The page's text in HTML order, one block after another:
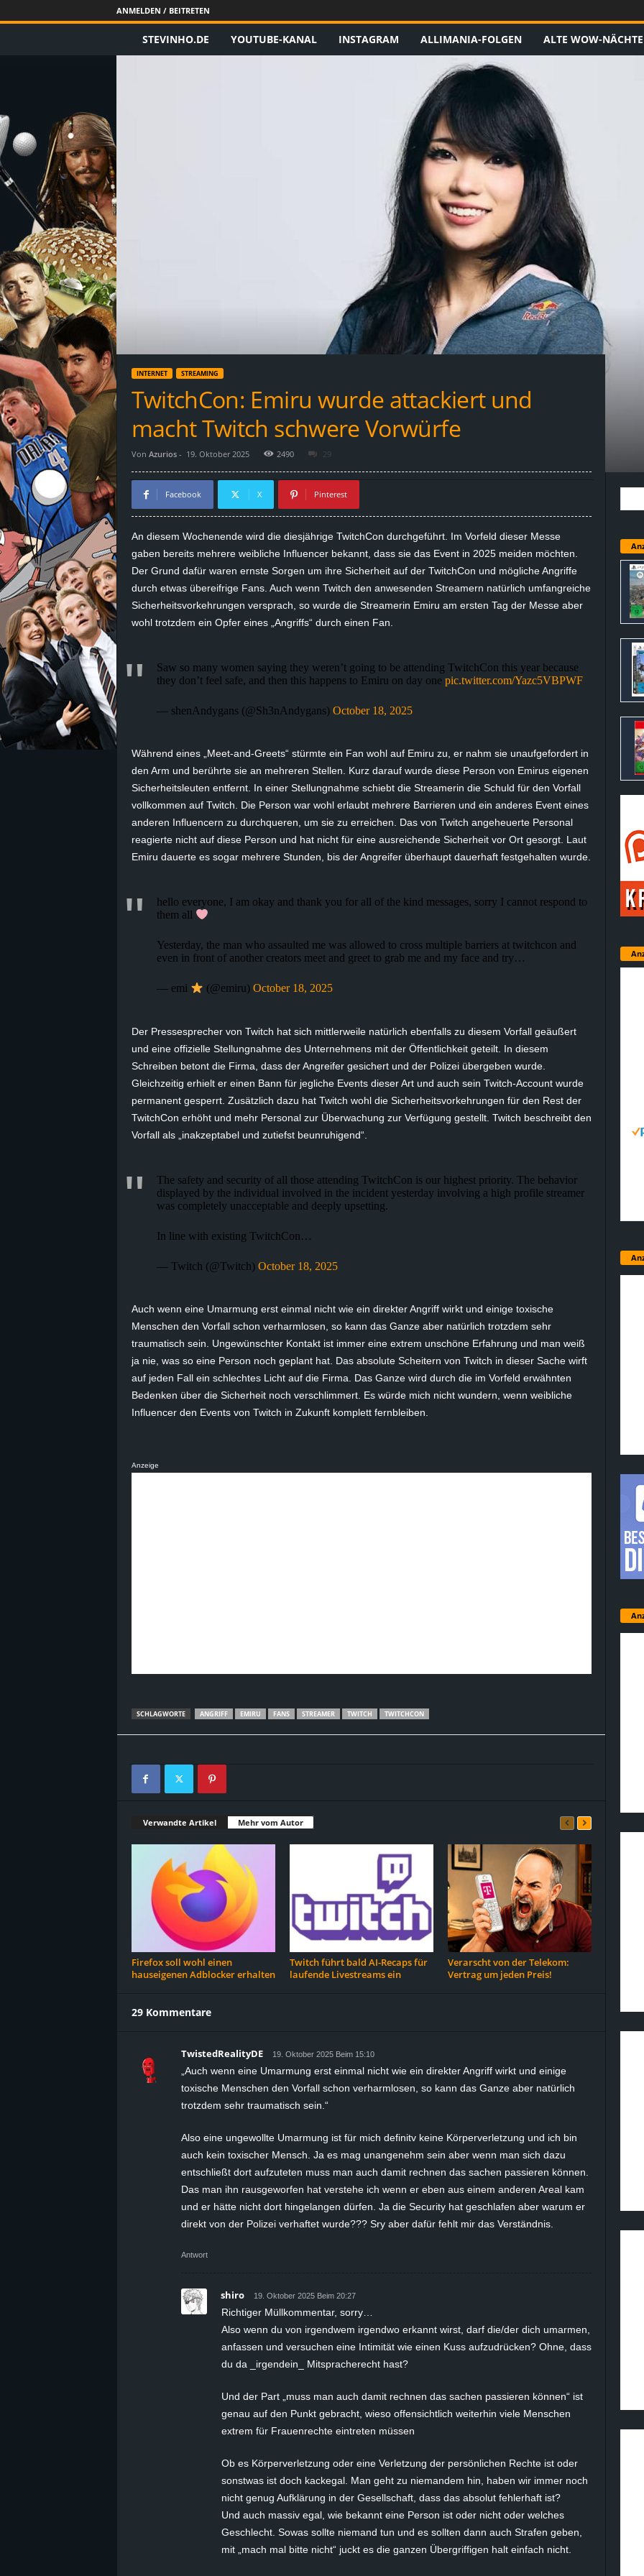
ANMELDEN / BEITRETEN
e
i
n
s
g
z
c
n
e
o
g
!
STEVINHO.DE YOUTUBE-KANAL INSTAGRAM ALLIMANIA-FOLGEN ALTE WOW-NÄCHTE
INTERNET STREAMING
TwitchCon: Emiru wurde attackiert und
macht Twitch schwere Vorwürfe
Von Azurios- 19. Oktober 2025 2490 29
Facebook X Pinterest
An diesem Wochenende wird die diesjährige TwitchCon durchgeführt. Im Vorfeld dieser Messe
gaben bereits mehrere weibliche Influencer bekannt, dass sie das Event in 2025 meiden möchten.
Der Grund dafür waren ernste Sorgen um ihre Sicherheit auf der TwitchCon und mögliche Angriffe
durch etwas übereifrige Fans. Auch wenn Twitch den anwesenden Streamern natürlich umfangreiche
Sicherheitsvorkehrungen versprach, so wurde die Streamerin Emiru am ersten Tag der Messe aber
wohl trotzdem ein Opfer eines „Angriffs“ durch einen Fan.
Saw so many women saying they weren’t going to be attending TwitchCon this year because
they don’t feel safe, and then this happens to Emiru on day one pic.twitter.com/Yazc5VBPWF
— shenAndygans (@Sh3nAndygans) October 18, 2025
Während eines „ Meet-and-Greets“ stürmte ein Fan wohl auf Emiru zu, er nahm sie unaufgefordert in
den Arm und berührte sie an mehreren Stellen. Kurz darauf wurde diese Person von Emiruseigenen
Sicherheitsleuten entfernt. In einer Stellungnahme schiebt die Streamerin die Schuld für den Vorfall
vollkommen auf Twitch. Die Person war wohl erlaubt mehrere Barrieren und ein anderes Event eines
anderen Influencern zu durchqueren, um sie zu erreichen. Das von Twitch angeheuerte Personal
reagierte nicht auf diese Person und hat nicht für eine ausreichende Sicherheit vor Ort gesorgt. Laut
Emiru dauerte es sogar mehrere Stunden, bis der Angreifer überhaupt dauerhaft festgehalten wurde.
hello everyone, I am okay and thank you for all of the kind messages, sorry I cannot respond to
them all
Yesterday, the man who assaulted me was allowed to cross multiple barriers at twitchcon and
even in front of another creators meet and greet to grab me and my face and try…
— emi (@emiru) October 18, 2025
Der Pressesprecher von Twitch hat sich mittlerweile natürlich ebenfalls zu diesem Vorfall geäußert
und eine offizielle Stellungnahme des Unternehmens mit der Öffentlichkeit geteilt. In diesem
Schreiben betont die Firma, dass der Angreifer gesichert und der Polizei übergeben wurde.
Gleichzeitig erhielt er einen Bann für jegliche Events dieser Art und auch sein Twitch-Account wurde
permanent gesperrt. Zusätzlich dazu hat Twitch wohl die Sicherheitsvorkehrungen für den Rest der
TwitchCon erhöht und mehr Personal zur Überwachung zur Verfügung gestellt. Twitch beschreibt den
Vorfall als „inakzeptabel und zutiefst beunruhigend“.
The safety and security of all those attending TwitchCon is our highest priority. The behavior
displayed by the individual involved in the incident yesterday involving a high profile streamer
was completely unacceptable and deeply upsetting.
In line with existing TwitchCon…
— Twitch (@Twitch) October 18, 2025
Auch wenn eine Umarmung erst einmal nicht wie ein direkter Angriff wirkt und einige toxische
Menschen den Vorfall schon verharmlosen, so kann das Ganze aber natürlich trotzdem sehr
traumatisch sein. Ungewünschter Kontakt ist immer eine extrem unschöne Erfahrung und man weiß
ja nie, was so eine Person noch geplant hat. Das absolute Scheitern von Twitch in dieser Sache wirft
auf jeden Fall ein schlechtes Licht auf die Firma. Das Ganze wird durch die im Vorfeld erwähnten
Bedenken über die Sicherheit noch verschlimmert. Es würde mich nicht wundern, wenn weibliche
Influencer den Events von Twitch in Zukunft komplett fernbleiben.
Anzeige
SCHLAGWORTE ANGRIFF EMIRU FANS STREAMER TWITCH TWITCHCON
Verwandte Artikel Mehr vom Autor
Firefox soll wohl einen
hauseigenen Adblocker erhalten
Twitch führt bald AI-Recaps für
laufende Livestreams ein
Verarscht von der Telekom:
Vertrag um jeden Preis!
29 Kommentare
TwistedRealityDE 19. Oktober 2025 Beim 15:10
„Auch wenn eine Umarmung erst einmal nicht wie ein direkter Angriff wirkt und einige
toxische Menschen den Vorfall schon verharmlosen, so kann das Ganze aber natürlich
trotzdem sehr traumatisch sein.“
Also eine ungewollte Umarmung ist für mich definitv keine Körperverletzung und ich bin
auch kein toxischer Mensch. Ja es mag unangenehm sein aber wenn man sich dazu
entschließt dort aufzuteten muss man auch damit rechnen das sachen passieren können.
Das man ihn rausgeworfen hat verstehe ich wenn er eben aus einem anderen Areal kam
und er hätte nicht dort hingelangen dürfen. Ja die Security hat geschlafen aber warum er
direkt von der Polizei verhaftet wurde??? Sry aber dafür fehlt mir das Verständnis.
Antwort
shiro 19. Oktober 2025 Beim 20:27
Richtiger Müllkommentar, sorry…
Also wenn du von irgendwem irgendwo erkannt wirst, darf die/der dich umarmen,
anfassen und versuchen eine Intimität wie einen Kuss aufzudrücken? Ohne, dass
du da _irgendein_ Mitspracherecht hast?
Und der Part „muss man auch damit rechnen das sachen passieren können“ ist
genau auf den Punkt gebracht, wieso offensichtlich weiterhin viele Menschen
extrem für Frauenrechte eintreten müssen
Ob es Körperverletzung oder eine Verletzung der persönlichen Rechte ist oder
sonstwas ist doch kackegal. Man geht zu niemandem hin, haben wir immer noch
nicht genug Aufklärung in der Gesellschaft, dass das absolut fehlerhaft ist?
Und auch massiv egal, wie bekannt eine Person ist oder nicht oder welches
Geschlecht. Sowas sollte niemand tun und es sollten dann auch Strafen geben,
mit „mach mal bitte nicht“ juckt es die ganzen Übergriffigen halt einfach nicht.